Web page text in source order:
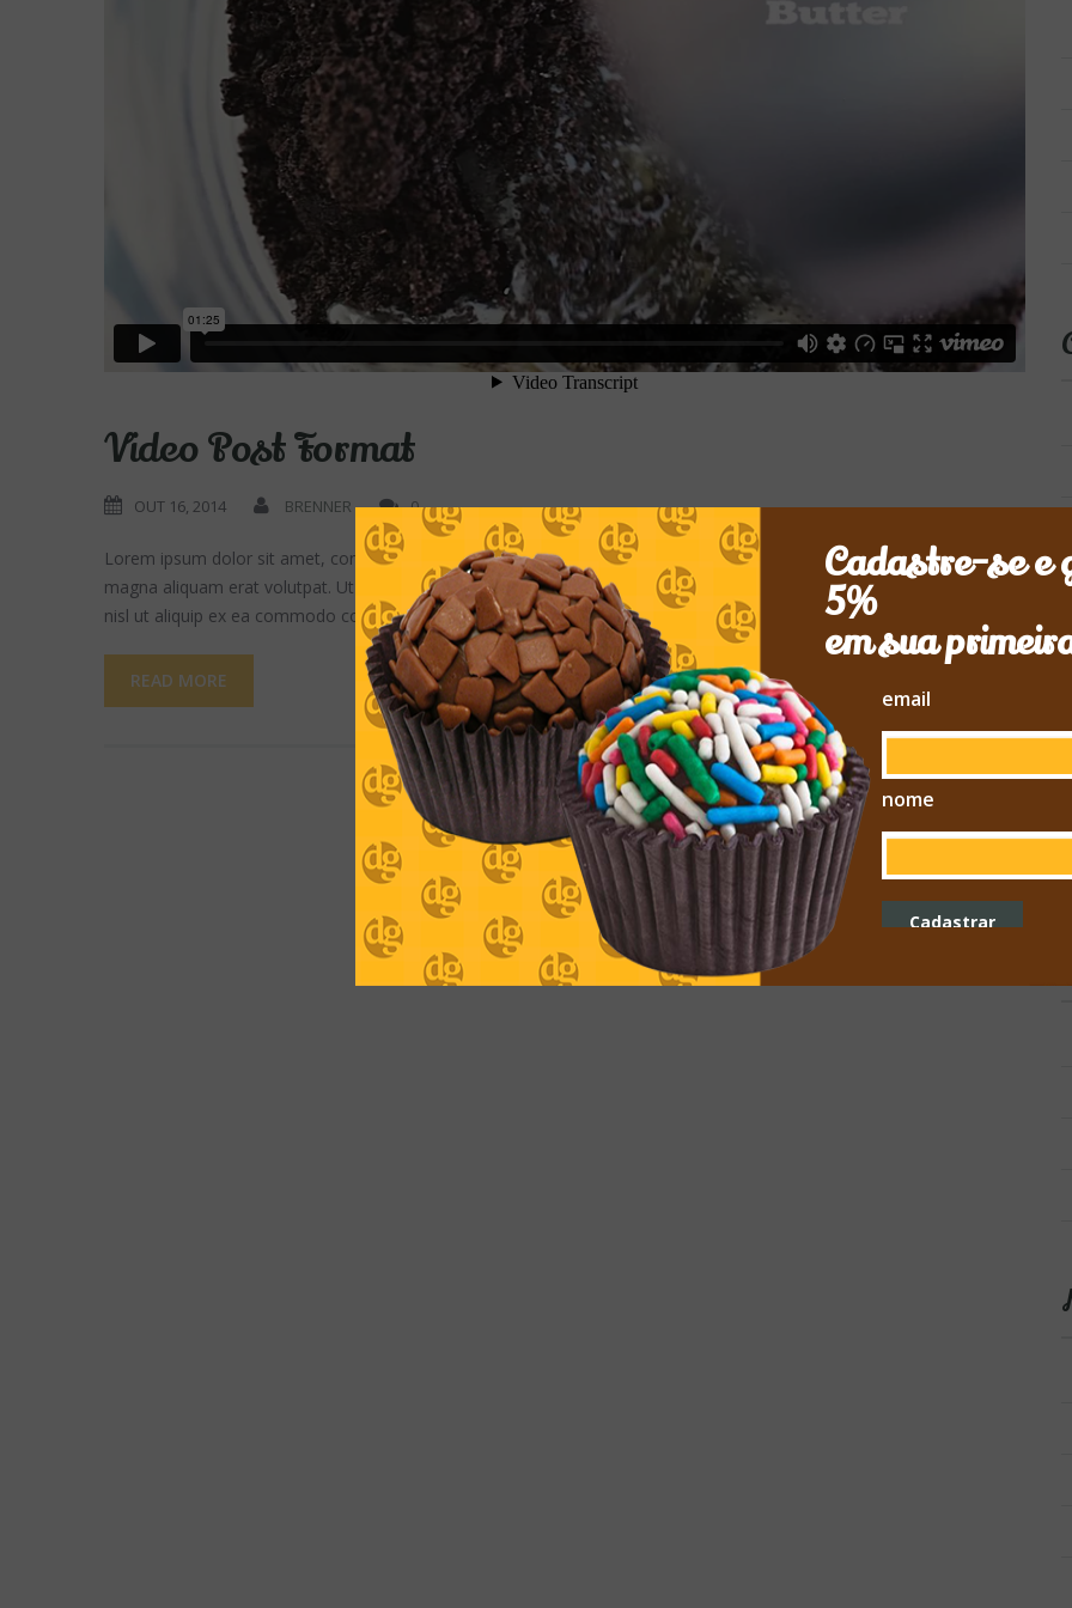
Video Post Format
OUT 16, 2014 BRENNER 0
Lorem ipsum dolor sit amet, consectetuer adipiscing elit, sed diam nonummy nibh euismod tincidunt ut laoreet dolore
magna aliquam erat volutpat. Ut wisi enim ad minim veniam, quis nostrud exerci tation ullamcorper suscipit lobortis
nisl ut aliquip ex ea commodo consequat.
READ MORE
Cadastre-se e
5%
em sua
email
nome